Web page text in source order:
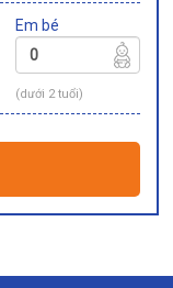
Em bé
(dưới 2 tuổi)